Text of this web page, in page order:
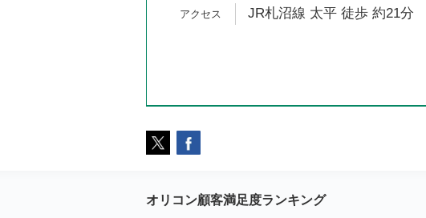
JR札沼線 太平 徒歩 約21分
オリコン顧客満足度ランキング